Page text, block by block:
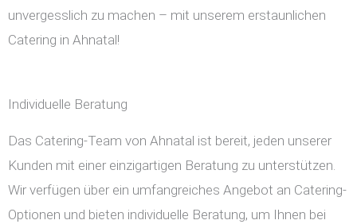
unvergesslich zu machen – mit unserem erstaunlichen
Catering in Ahnatal!
Individuelle Beratung
Das Catering-Team von Ahnatal ist bereit, jeden unserer
Kunden mit einer einzigartigen Beratung zu unterstützen.
Wir verfügen über ein umfangreiches Angebot an Catering-
Optionen und bieten individuelle Beratung, um Ihnen bei